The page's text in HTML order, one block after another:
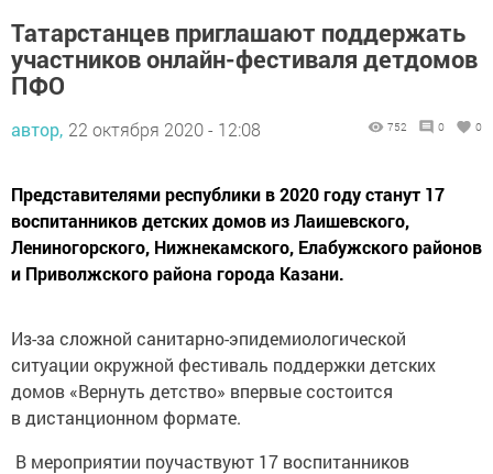
Татарстанцев приглашают поддержать
участников онлайн-фестиваля детдомов
ПФО
автор, 22 октября 2020 - 12:08 752 0 0
Представителями республики в 2020 году станут 17
воспитанников детских домов из Лаишевского,
Лениногорского, Нижнекамского, Елабужского районов
и Приволжского района города Казани.
Из-за сложной санитарно-эпидемиологической
ситуации окружной фестиваль поддержки детских
домов «Вернуть детство» впервые состоится
в дистанционном формате.
В мероприятии поучаствуют 17 воспитанников